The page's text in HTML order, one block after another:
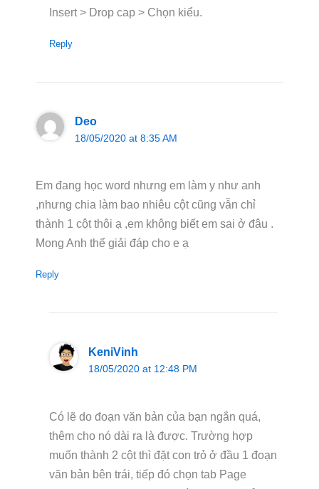
Insert > Drop cap > Chọn kiểu.
Reply
Deo
18/05/2020 at 8:35 AM
Em đang học word nhưng em làm y như anh
,nhưng chia làm bao nhiêu cột cũng vẫn chỉ
thành 1 cột thôi ạ ,em không biết em sai ở đâu .
Mong Anh thể giải đáp cho e ạ
Reply
KeniVinh
18/05/2020 at 12:48 PM
Có lẽ do đoạn văn bản của bạn ngắn quá,
thêm cho nó dài ra là được. Trường hợp
muốn thành 2 cột thì đặt con trỏ ở đầu 1 đoạn
văn bản bên trái, tiếp đó chọn tab Page